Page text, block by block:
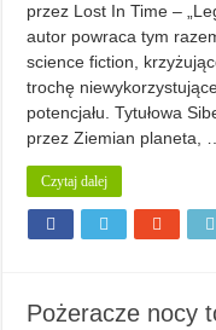
przez Lost In Time –
autor powraca tym
science fiction,
trochę
potencjału. Tytułowa
przez Ziemian planeta,
Czytaj dalej
Pożeracze nocy